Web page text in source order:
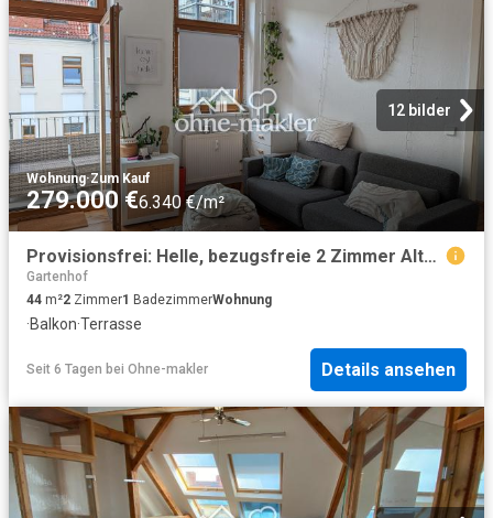
12 bilder
Wohnung·Zum Kauf
279.000 €6.340 €/m²
Provisionsfrei: Helle, bezugsfreie 2 Zimmer Altbauwohnung mit Südwest Balkon im Florakiez
Gartenhof
44 m²2 Zimmer1 BadezimmerWohnung
·Balkon·Terrasse
Seit 6 Tagen bei Ohne-makler Details ansehen